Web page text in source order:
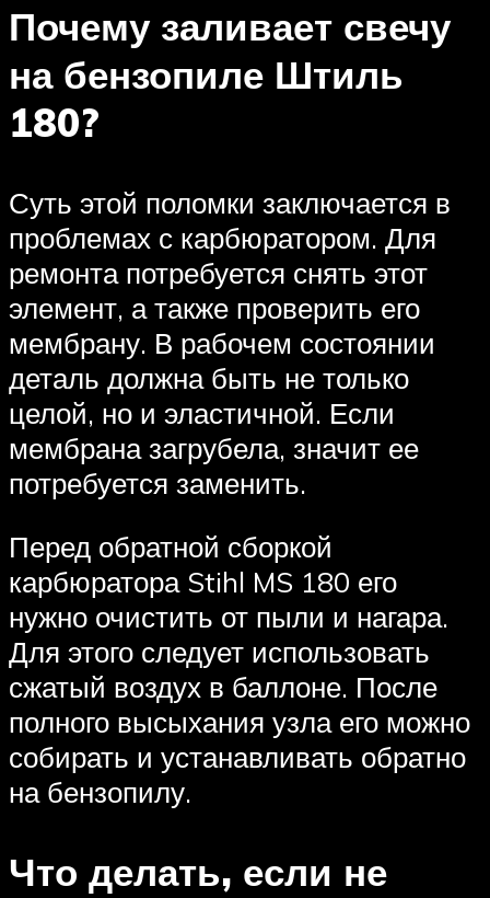
Почему заливает свечу
на бензопиле Штиль
180?
Суть этой поломки заключается в
проблемах с карбюратором. Для
ремонта потребуется снять этот
элемент, а также проверить его
мембрану. В рабочем состоянии
деталь должна быть не только
целой, но и эластичной. Если
мембрана загрубела, значит ее
потребуется заменить.
Перед обратной сборкой
карбюратора Stihl MS 180 его
нужно очистить от пыли и нагара.
Для этого следует использовать
сжатый воздух в баллоне. После
полного высыхания узла его можно
собирать и устанавливать обратно
на бензопилу.
Что делать, если не